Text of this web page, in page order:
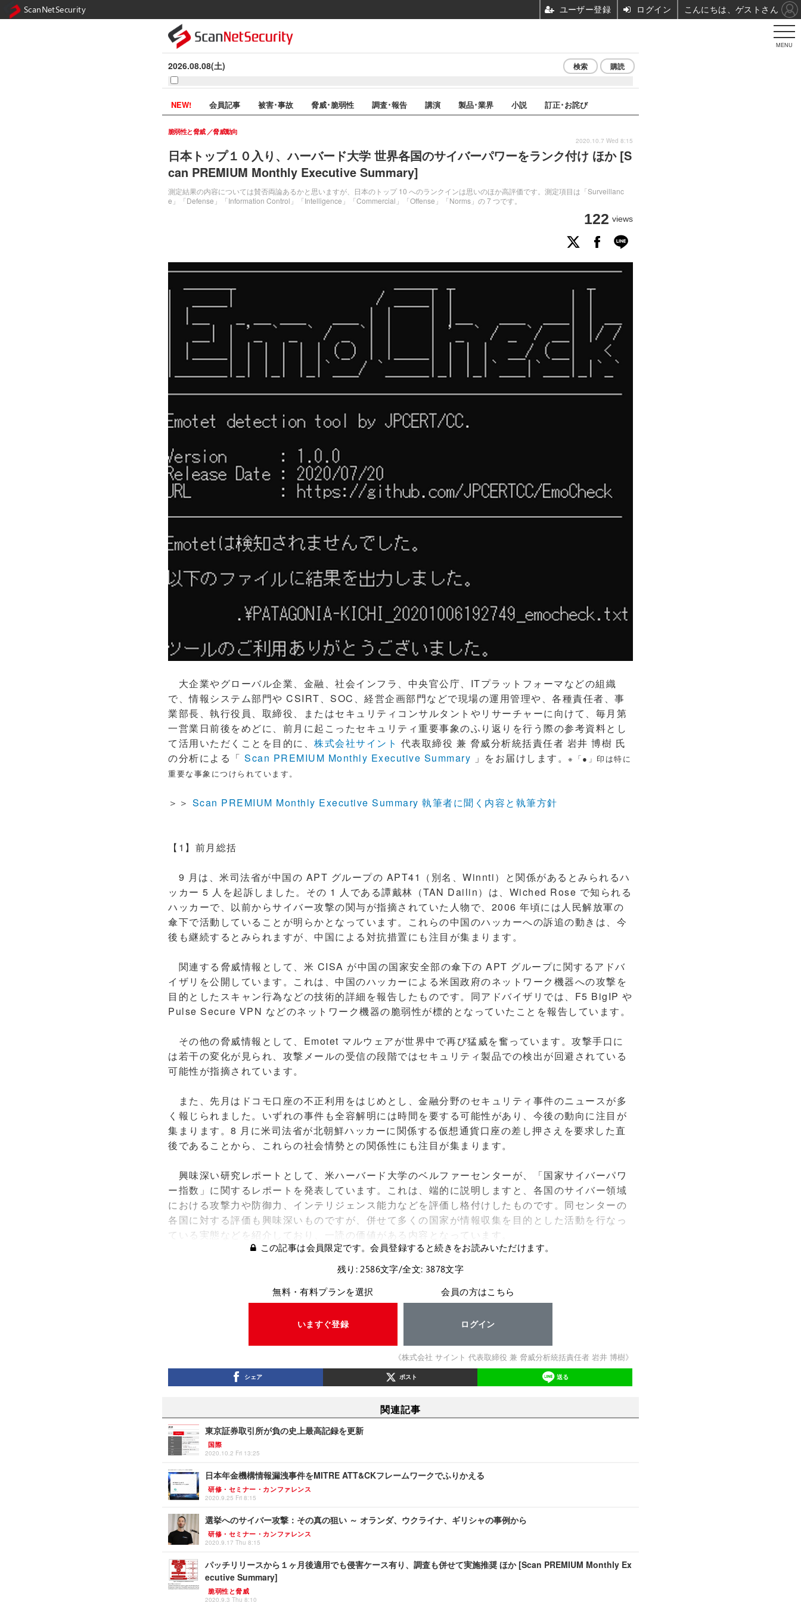
MENU
2026.08.08(土) 検索 購読
NEW! 会員記事 被害･事故 脅威･脆弱性 調査･報告 講演 製品･業界 小説 訂正･お詫び
日本トップ１０入り、ハーバード大学 世界各国のサイバーパワーをランク付け ほか [S
can PREMIUM Monthly Executive Summary]
測定結果の内容については賛否両論あるかと思いますが、日本のトップ 10 へのランクインは思いのほか高評価です。測定項目は「Surveillanc
e」「Defense」「Information Control」「Intelligence」「Commercial」「Offense」「Norms」の 7 つです。
脆弱性と脅威 脅威動向
122 views
2020.10.7 Wed 8:15
大企業やグローバル企業、金融、社会インフラ、中央官公庁、ITプラットフォーマなどの組織
で、情報システム部門や CSIRT、SOC、経営企画部門などで現場の運用管理や、各種責任者、事
業部長、執行役員、取締役、またはセキュリティコンサルタントやリサーチャーに向けて、毎月第
一営業日前後をめどに、前月に起こったセキュリティ重要事象のふり返りを行う際の参考資料とし
て活用いただくことを目的に、 株式会社サイント 代表取締役 兼 脅威分析統括責任者 岩井 博樹 氏
の分析による「 Scan PREMIUM Monthly Executive Summary 」をお届けします。
※「●」印は特に
重要な事象につけられています。
＞＞ Scan PREMIUM Monthly Executive Summary 執筆者に聞く内容と執筆方針
【1】前月総括
9 月は、米司法省が中国の APT グループの APT41（別名、Winnti）と関係があるとみられるハ
ッカー 5 人を起訴しました。その 1 人である譚戴林（TAN Dailin）は、Wiched Rose で知られる
ハッカーで、以前からサイバー攻撃の関与が指摘されていた人物で、2006 年頃には人民解放軍の
傘下で活動していることが明らかとなっています。これらの中国のハッカーへの訴追の動きは、今
後も継続するとみられますが、中国による対抗措置にも注目が集まります。
関連する脅威情報として、米 CISA が中国の国家安全部の傘下の APT グループに関するアドバ
イザリを公開しています。これは、中国のハッカーによる米国政府のネットワーク機器への攻撃を
目的としたスキャン行為などの技術的詳細を報告したものです。同アドバイザリでは、F5 BigIP や
Pulse Secure VPN などのネットワーク機器の脆弱性が標的となっていたことを報告しています。
その他の脅威情報として、Emotet マルウェアが世界中で再び猛威を奮っています。攻撃手口に
は若干の変化が見られ、攻撃メールの受信の段階ではセキュリティ製品での検出が回避されている
可能性が指摘されています。
また、先月はドコモ口座の不正利用をはじめとし、金融分野のセキュリティ事件のニュースが多
く報じられました。いずれの事件も全容解明には時間を要する可能性があり、今後の動向に注目が
集まります。8 月に米司法省が北朝鮮ハッカーに関係する仮想通貨口座の差し押さえを要求した直
後であることから、これらの社会情勢との関係性にも注目が集まります。
興味深い研究レポートとして、米ハーバード大学のベルファーセンターが、「国家サイバーパワ
ー指数」に関するレポートを発表しています。これは、端的に説明しますと、各国のサイバー領域
における攻撃力や防御力、インテリジェンス能力などを評価し格付けしたものです。同センターの
各国に対する評価も興味深いものですが、併せて多くの国家が情報収集を目的とした活動を行なっ
ている実態などを紹介しており、一読の価値がある内容となっています。
この記事は会員限定です。会員登録すると続きをお読みいただけます。
残り: 2586文字/全文: 3878文字
無料・有料プランを選択
いますぐ登録
会員の方はこちら
ログイン
《株式会社 サイント 代表取締役 兼 脅威分析統括責任者 岩井 博樹》
シェア ポスト 送る
関連記事
東京証券取引所が負の史上最高記録を更新
国際
2020.10.2 Fri 13:25
日本年金機構情報漏洩事件をMITRE ATT&CKフレームワークでふりかえる
研修・セミナー・カンファレンス
2020.9.25 Fri 8:15
選挙へのサイバー攻撃：その真の狙い ～ オランダ、ウクライナ、ギリシャの事例から
研修・セミナー・カンファレンス
2020.9.17 Thu 8:15
パッチリリースから１ヶ月後適用でも侵害ケース有り、調査も併せて実施推奨 ほか [Scan PREMIUM Monthly Ex
ecutive Summary]
脆弱性と脅威
2020.9.3 Thu 8:10
ScanNetSecurity ユーザー登録 ログイン こんにちは、ゲストさん